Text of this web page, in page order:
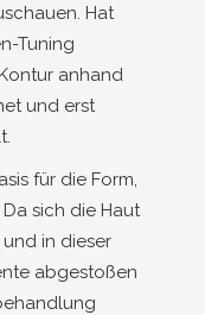
Hat
Tuning
anhand
und erst
für die Form,
sich die Haut
in dieser
abgestoßen